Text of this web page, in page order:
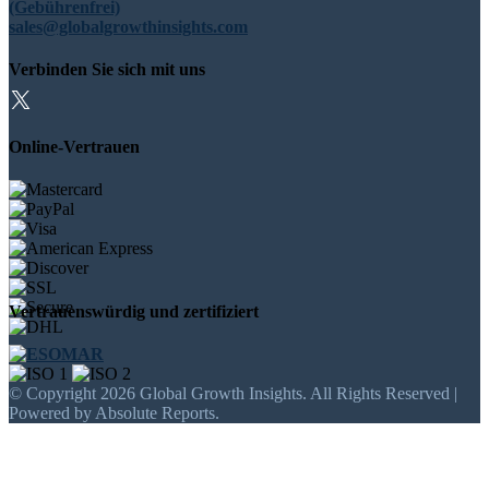
(Gebührenfrei)
sales@globalgrowthinsights.com
Verbinden Sie sich mit uns
Online-Vertrauen
Vertrauenswürdig und zertifiziert
© Copyright 2026 Global Growth Insights. All Rights Reserved |
Powered by Absolute Reports.